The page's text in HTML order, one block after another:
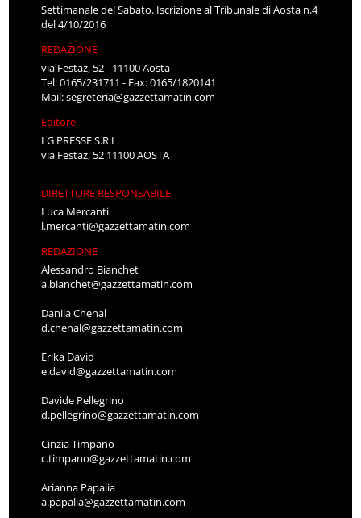
Settimanale del Sabato. Iscrizione al Tribunale di Aosta n.4
del 4/10/2016
REDAZIONE
via Festaz, 52 - 11100 Aosta
Tel: 0165/231711 - Fax: 0165/1820141
Mail:segreteria@gazzettamatin.com
Editore
LG PRESSE S.R.L.
via Festaz, 52 11100 AOSTA
DIRETTORE RESPONSABILE
Luca Mercanti
l.mercanti@gazzettamatin.com
REDAZIONE
Alessandro Bianchet
a.bianchet@gazzettamatin.com
Danila Chenal
d.chenal@gazzettamatin.com
Erika David
e.david@gazzettamatin.com
Davide Pellegrino
d.pellegrino@gazzettamatin.com
Cinzia Timpano
c.timpano@gazzettamatin.com
Arianna Papalia
a.papalia@gazzettamatin.com